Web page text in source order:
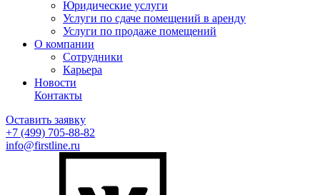
Юридические услуги
Услуги по сдаче помещений в аренду
Услуги по продаже помещений
О компании
Сотрудники
Карьера
Новости
Контакты
Оставить заявку
+7 (499) 705-88-82
info@firstline.ru